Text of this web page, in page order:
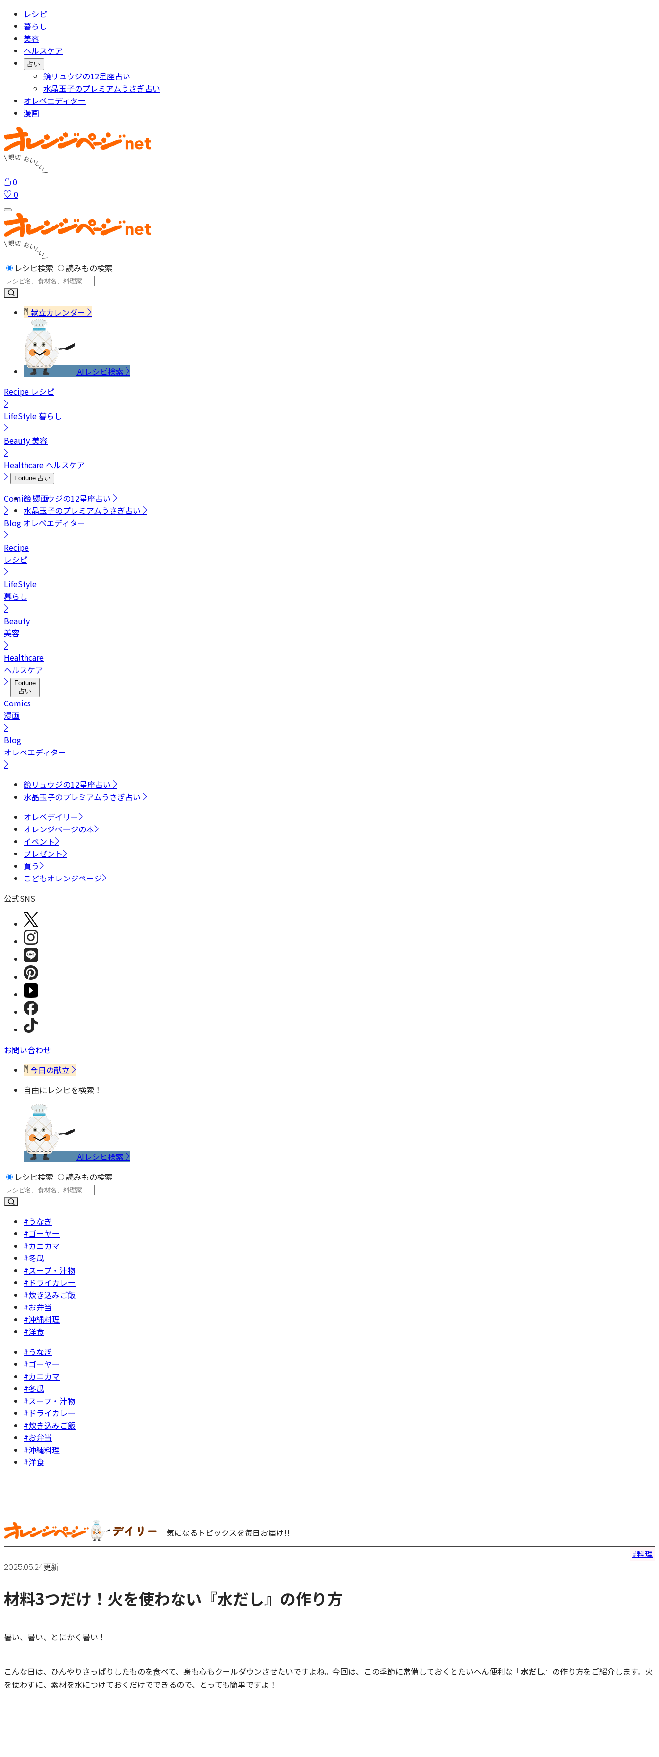
レシピ
暮らし
美容
ヘルスケア
占い
鏡リュウジの12星座占い
水晶玉子のプレミアムうさぎ占い
オレペエディター
漫画
0
0
レシピ検索 読みもの検索
献立カレンダー
AIレシピ検索
Recipe レシピ
LifeStyle暮らし
Beauty美容
Healthcare ヘルスケア
Fortune 占い
鏡リュウジの12星座占い
水晶玉子のプレミアムうさぎ占い
Comics漫画
Blog オレペエディター
Recipe
レシピ
LifeStyle
暮らし
Beauty
美容
Healthcare
ヘルスケア
Fortune
占い
Comics
漫画
Blog
オレペエディター
鏡リュウジの12星座占い
水晶玉子のプレミアムうさぎ占い
オレペデイリー
オレンジページの本
イベント
プレゼント
買う
こどもオレンジページ
公式SNS
お問い合わせ
今日の献立
自由にレシピを検索！
AIレシピ検索
レシピ検索
読みもの検索
#うなぎ
#ゴーヤー
#カニカマ
#冬瓜
#スープ・汁物
#ドライカレー
#炊き込みご飯
#お弁当
#沖縄料理
#洋食
#うなぎ
#ゴーヤー
#カニカマ
#冬瓜
#スープ・汁物
#ドライカレー
#炊き込みご飯
#お弁当
#沖縄料理
#洋食
気になるトピックスを毎日お届け!!
料理
2025.05.24更新
材料3つだけ！火を使わない『水だし』の作り方
暑い、暑い、とにかく暑い！
こんな日は、ひんやりさっぱりしたものを食べて、身も心もクールダウンさせたいですよね。今回は、この季節に常備しておくとたいへん便利な 『水だし』 の作り方をご紹介します。火
を使わずに、素材を水につけておくだけでできるので、とっても簡単ですよ！